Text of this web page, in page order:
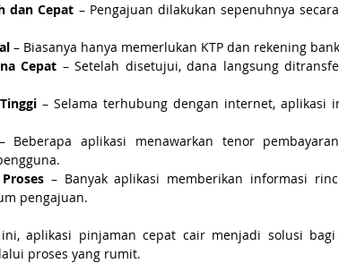
dan Cepat – Pengajuan dilakukan sepenuhnya
– Biasanya hanya memerlukan KTP dan rekening
Cepat – Setelah disetujui, dana langsung
– Selama terhubung dengan internet, aplikasi
Beberapa aplikasi menawarkan tenor
– Banyak aplikasi memberikan informasi
pengajuan.
aplikasi pinjaman cepat cair menjadi solusi
proses yang rumit.